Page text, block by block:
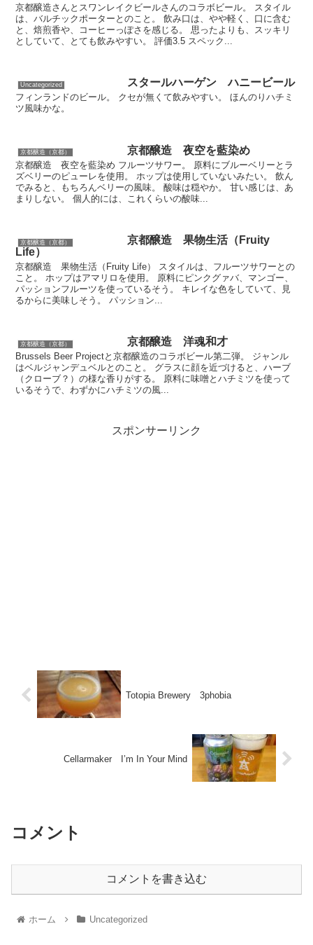
京都醸造さんとスワンレイクビールさんのコラボビール。 スタイル
は、バルチックポーターとのこと。 飲み口は、やや軽く、口に含む
と、焙煎香や、コーヒーっぽさを感じる。 思ったよりも、スッキリ
としていて、とても飲みやすい。 評価3.5 スペック...
Uncategorized スタールハーゲン ハニービール
フィンランドのビール。 クセが無くて飲みやすい。 ほんのりハチミ
ツ風味かな。
京都醸造（京都） 京都醸造 夜空を藍染め
京都醸造 夜空を藍染め フルーツサワー。 原料にブルーベリーとラ
ズベリーのピューレを使用。 ホップは使用していないみたい。 飲ん
でみると、もちろんベリーの風味。 酸味は穏やか。 甘い感じは、あ
まりしない。 個人的には、これくらいの酸味...
京都醸造（京都）
京都醸造 果物生活（Fruity
Life）
京都醸造 果物生活（Fruity Life） スタイルは、フルーツサワーとの
こと。 ホップはアマリロを使用。 原料にピンクグァバ、マンゴー、
パッションフルーツを使っているそう。 キレイな色をしていて、見
るからに美味しそう。 パッション...
京都醸造（京都） 京都醸造 洋魂和才
Brussels Beer Projectと京都醸造のコラボビール第二弾。 ジャンル
はベルジャンデュベルとのこと。 グラスに顔を近づけると、ハーブ
（クローブ？）の様な香りがする。 原料に味噌とハチミツを使って
いるそうで、わずかにハチミツの風...
スポンサーリンク
Totopia Brewery 3phobia
Cellarmaker I’m In Your Mind
コメント
コメントを書き込む
ホーム Uncategorized